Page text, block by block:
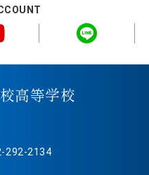
高等学校
292-2134